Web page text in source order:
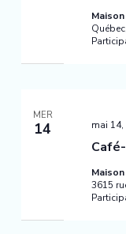
MER
14 mai 14,
3615